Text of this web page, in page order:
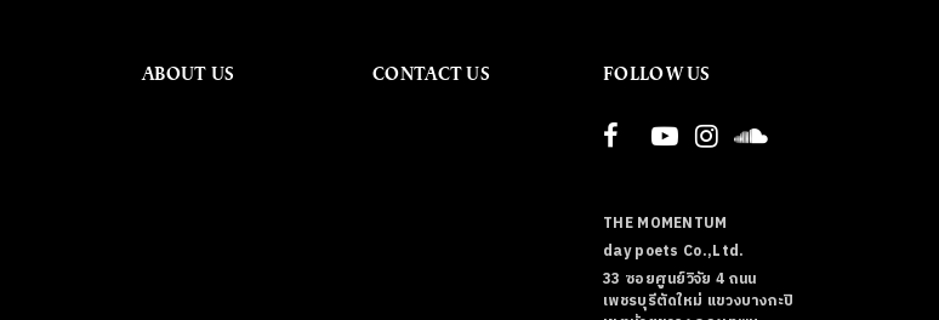
ABOUT US CONTACT US FOLLOW US
THE MOMENTUM
day poets Co.,Ltd.
33 ซอยศูนย์วิจัย 4 ถนน
เพชรบุรีตัดใหม่ แขวงบางกะปิ